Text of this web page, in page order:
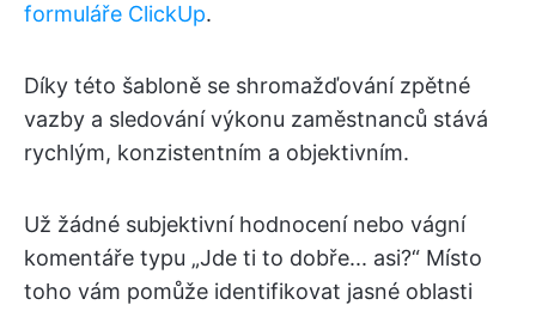
formuláře ClickUp.
Díky této šabloně se shromažďování zpětné
vazby a sledování výkonu zaměstnanců stává
rychlým, konzistentním a objektivním.
Už žádné subjektivní hodnocení nebo vágní
komentáře typu „Jde ti to dobře... asi?“ Místo
toho vám pomůže identifikovat jasné oblasti